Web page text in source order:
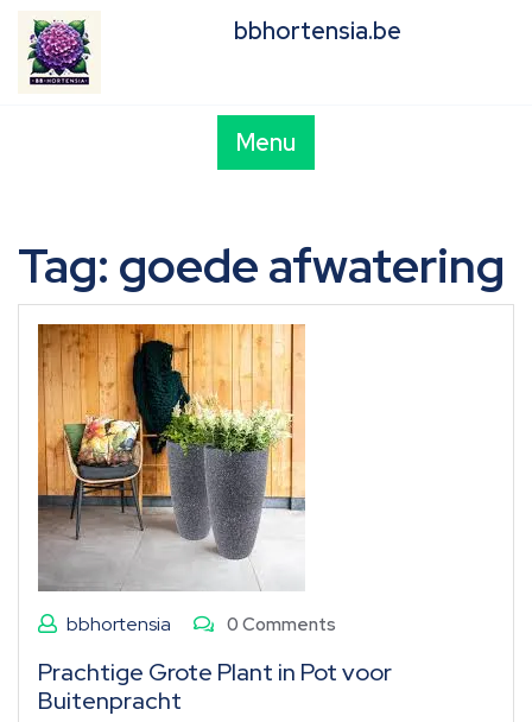
content
bbhortensia.be
Menu
Tag: goede afwatering
bbhortensia 0 Comments
Prachtige Grote Plant in Pot voor
Buitenpracht